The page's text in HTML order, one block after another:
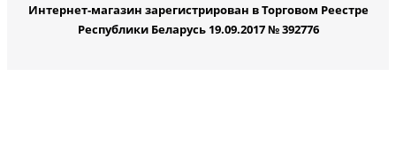
Интернет-магазин зарегистрирован в Торговом Реестре
Республики Беларусь 19.09.2017 № 392776